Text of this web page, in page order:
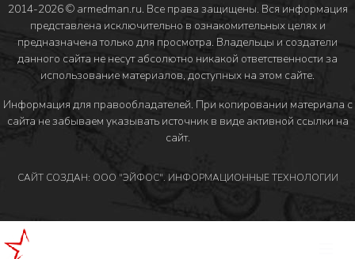
2014-2026 © armedman.ru. Все права защищены. Вся информация
представлена исключительно в ознакомительных целях и
предназначена только для просмотра. Владельцы и создатели
данного сайта не несут абсолютно никакой ответственности за
использование материалов, доступных на этом сайте.
Информация для правообладателей. При копировании материала с
сайта не забываем указывать источник в виде активной ссылки на
сайт.
САЙТ СОЗДАН: ООО "ЭЙФОС". ИНФОРМАЦИОННЫЕ ТЕХНОЛОГИИ